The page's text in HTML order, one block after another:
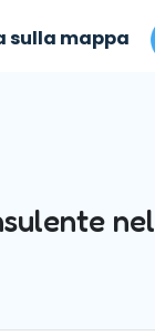
sulla mappa
nel